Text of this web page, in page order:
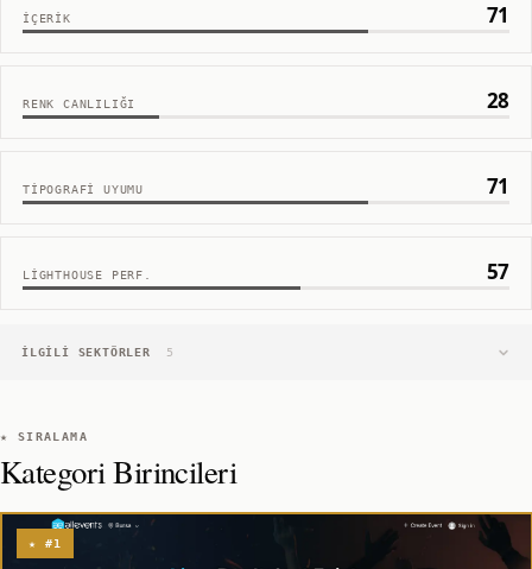
İÇERIK 71
RENK CANLILIĞI 28
TIPOGRAFI UYUMU 71
LIGHTHOUSE PERF. 57
İLGILI SEKTÖRLER 5
★ SIRALAMA
Kategori Birincileri
★ #1